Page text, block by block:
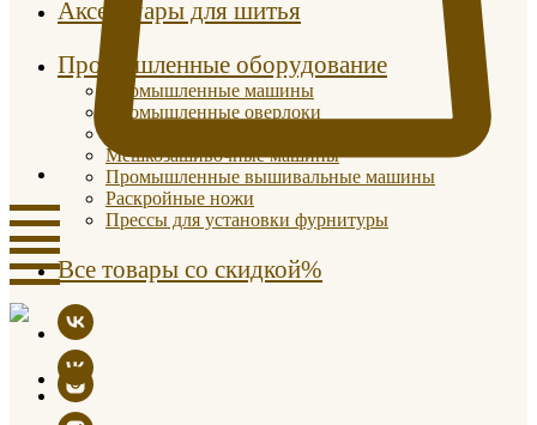
Аксессуары для шитья
Промышленные оборудование
Промышленные машины
Промышленные оверлоки
Мешкозашивочные машины
Промышленные вышивальные машины
Раскройные ножи
Прессы для установки фурнитуры
Все товары со скидкой%